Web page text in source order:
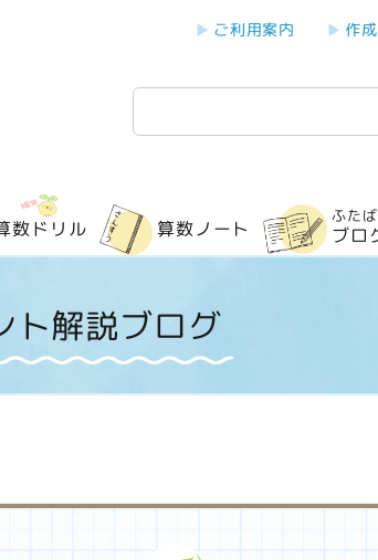
ご利用案内 作
検
索
数ドリル 算数ノート
ふた
ブロ
ト解説ブログ